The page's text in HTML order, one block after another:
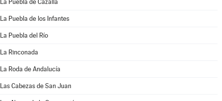
La Puebla de Cazalla
La Puebla de los Infantes
La Puebla del Río
La Rinconada
La Roda de Andalucía
Las Cabezas de San Juan